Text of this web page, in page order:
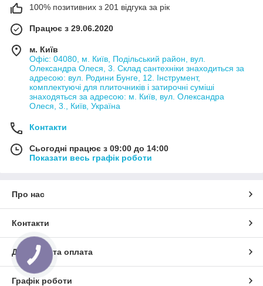
100% позитивних з 201 відгука за рік
Працює з 29.06.2020
м. Київ
Офіс: 04080, м. Київ, Подільський район, вул.
Олександра Олеся, 3. Склад сантехніки знаходиться за
адресою: вул. Родини Бунге, 12. Інструмент,
комплектуючі для плиточників і затирочні суміші
знаходяться за адресою: м. Київ, вул. Олександра
Олеся, 3., Київ, Україна
Контакти
Сьогодні працює з 09:00 до 14:00
Показати весь графік роботи
Про нас
Контакти
Доставка та оплата
Графік роботи